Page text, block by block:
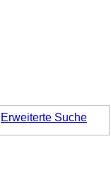
Erweiterte Suche